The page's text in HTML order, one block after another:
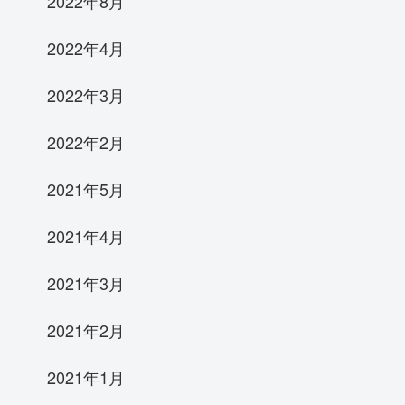
2022年4月
2022年3月
2022年2月
2021年5月
2021年4月
2021年3月
2021年2月
2021年1月